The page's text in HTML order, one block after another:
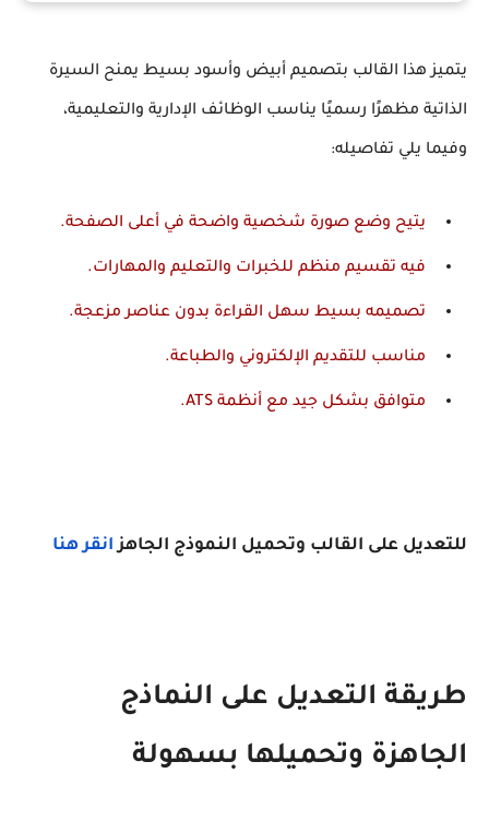
يتميز هذا القالب بتصميم أبيض وأسود بسيط يمنح السيرة
الذاتية مظهرًا رسميًا يناسب الوظائف الإدارية والتعليمية،
وفيما يلي تفاصيله:
يتيح وضع صورة شخصية واضحة في أعلى الصفحة.
فيه تقسيم منظم للخبرات والتعليم والمهارات.
تصميمه بسيط سهل القراءة بدون عناصر مزعجة.
مناسب للتقديم الإلكتروني والطباعة.
متوافق بشكل جيد مع أنظمة ATS
.
للتعديل على القالب وتحميل النموذج الجاهزانقر هنا
طريقة التعديل على النماذج
الجاهزة وتحميلها بسهولة